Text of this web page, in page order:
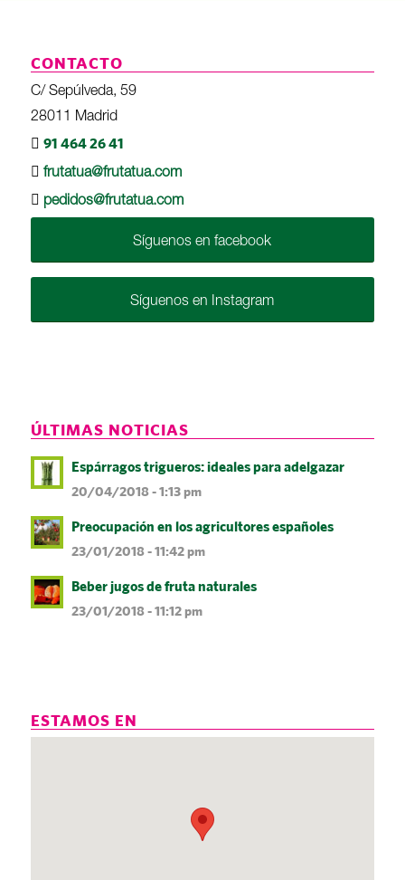
CONTACTO
C/ Sepúlveda, 59
28011 Madrid
91 464 26 41
frutatua@frutatua.com
pedidos@frutatua.com
Síguenos en facebook
Síguenos en Instagram
ÚLTIMAS NOTICIAS
Espárragos trigueros: ideales para adelgazar
20/04/2018 - 1:13 pm
Preocupación en los agricultores españoles
23/01/2018 - 11:42 pm
Beber jugos de fruta naturales
23/01/2018 - 11:12 pm
ESTAMOS EN